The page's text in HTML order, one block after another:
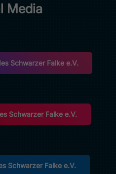
Media
Schwarzer Falke e.V.
(öffnet in neuem Tab)
Schwarzer Falke e.V.
(öffnet in neuem Tab)
Schwarzer Falke e.V.
(öffnet in neuem Tab)